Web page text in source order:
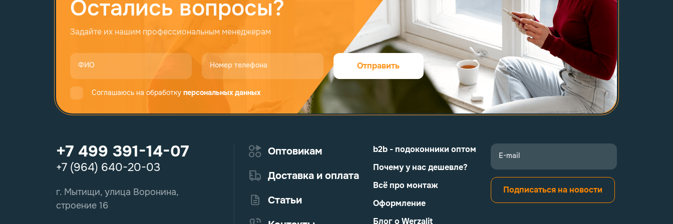
Остались вопросы?
Задайте их нашим профессиональным менеджерам
ФИО Номер телефона Отправить
Соглашаюсь на обработку персональных данных
+7 499 391-14-07
+7 (964) 640-20-03
г. Мытищи, улица Воронина,
строение 16
Оптовикам
Доставка и оплата
Статьи
b2b - подоконники оптом
Почему у нас дешевле?
Всё про монтаж
Оформление
Блог о Werzalit
E-mail
Подписаться на новости